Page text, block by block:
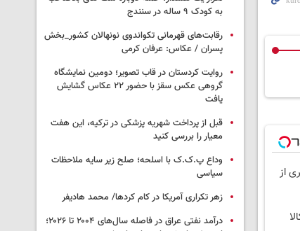
از
به کودک ۹ ساله در سنندج
رقابت‌های قهرمانی تکواندوی نونهالان کشور_بخش
پسران / عکاس: عرفان کرمی
روایت کردستان در قاب تصویر؛ دومین نمایشگاه
گروهی عکس سقز با حضور ۲۲ عکاس گشایش
یافت
قبل از پرداخت شهریه پزشکی در ترکیه، این هفت
معیار را بررسی کنید
وداع پ.ک.ک با اسلحه؛ صلح زیر سایه ملاحظات
سیاسی
زهر تکراری آمریکا در کام کردها/ محمد هادیفر
درآمد نفتی عراق در فاصله سال‌های ۲۰۰۴ تا ۲۰۲۶؛